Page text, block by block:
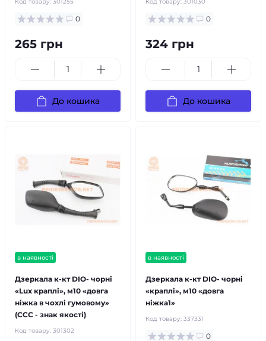
0
265 грн
До кошика
0
324 грн
До кошика
в наявності
Дзеркала к-кт DIO- чорні
«Lux краплі», м10 «довга
ніжка в чохлі гумовому»
(ССС - знак якості)
Код товару: 301302
в наявності
Дзеркала к-кт DIO- чорні
«краплі», м10 «довга
ніжка1»
Код товару: 337331
0